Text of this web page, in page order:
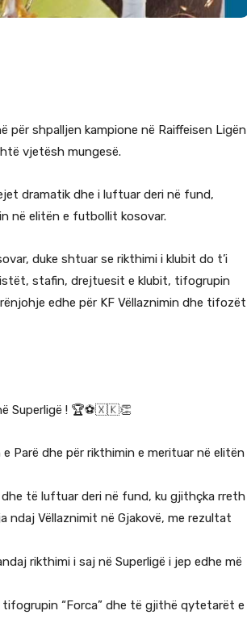
për shpalljen kampione në Raiffeisen Ligën
vjetësh mungesë.
dramatik dhe i luftuar deri në fund,
në elitën e futbollit kosovar.
duke shtuar se rikthimi i klubit do t’i
stafin, drejtuesit e klubit, tifogrupin
edhe për KF Vëllaznimin dhe tifozët
Superligë ! 🏆⚽🇽🇰👏
Parë dhe për rikthimin e merituar në elitën
të luftuar deri në fund, ku gjithçka rreth
Vëllaznimit në Gjakovë, me rezultat
rikthimi i saj në Superligë i jep edhe më
“Forca” dhe të gjithë qytetarët e